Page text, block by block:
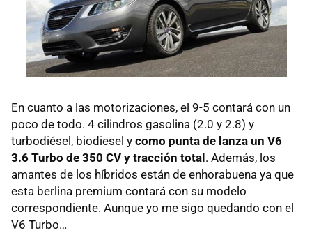
En cuanto a las motorizaciones, el 9-5 contará con un
poco de todo. 4 cilindros gasolina (2.0 y 2.8) y
turbodiésel, biodiesel y como punta de lanza un V6
3.6 Turbo de 350 CV y tracción total. Además, los
amantes de los híbridos están de enhorabuena ya que
esta berlina premium contará con su modelo
correspondiente. Aunque yo me sigo quedando con el
V6 Turbo…